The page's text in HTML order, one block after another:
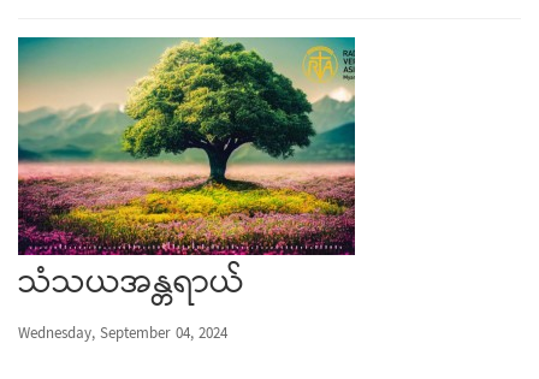
သံသယအန္တရာယ်
Wednesday, September 04, 2024